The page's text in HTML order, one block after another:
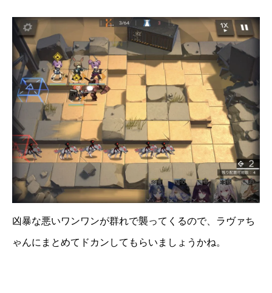
凶暴な悪いワンワンが群れで襲ってくるので、ラヴァち
ゃんにまとめてドカンしてもらいましょうかね。